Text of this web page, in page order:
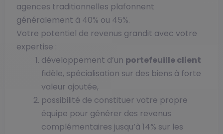
agences traditionnelles plafonnent
généralement à 40% ou 45%.
Votre potentiel de revenus grandit avec votre
expertise :
développement d’un portefeuille client
fidèle, spécialisation sur des biens à forte
valeur ajoutée,
possibilité de constituer votre propre
équipe pour générer des revenus
complémentaires jusqu’à 14% sur les